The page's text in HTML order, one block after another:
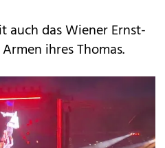
auch das Wiener Ernst-
ihres Thomas.